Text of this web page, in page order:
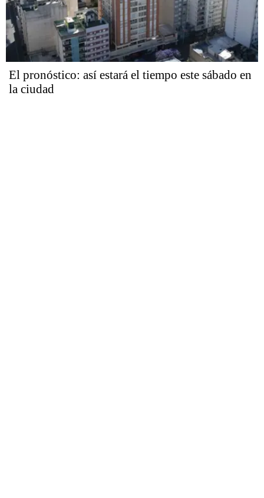
El pronóstico: así estará el tiempo este sábado en
la ciudad